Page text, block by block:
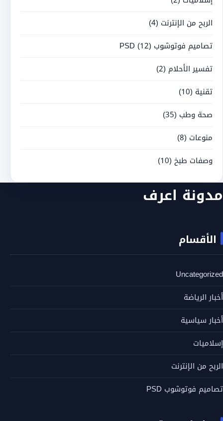
الربح من الإنترنت (4)
تصاميم فوتوشوب PSD (12)
تفسير الأحلام (2)
تقنية (10)
صحة وطب (35)
منوعات (8)
وصفات طبخ (10)
مدونة اعرف
الأقسام
Uncategorized
أخبار الرياضة
أخبار سياسية
إسلاميات
الربح من الإنترنت
تصاميم فوتوشوب PSD